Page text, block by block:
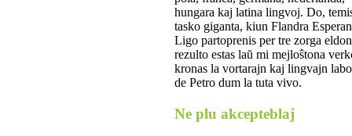
hungara kaj latina lingvoj. Do,
tasko giganta, kiun Flandra
Ligo partoprenis per tre zorga
rezulto estas laŭ mi mejloŝtona
kronas la vortarajn kaj lingvajn
de Petro dum la tuta vivo.
Ne plu akcepteblaj